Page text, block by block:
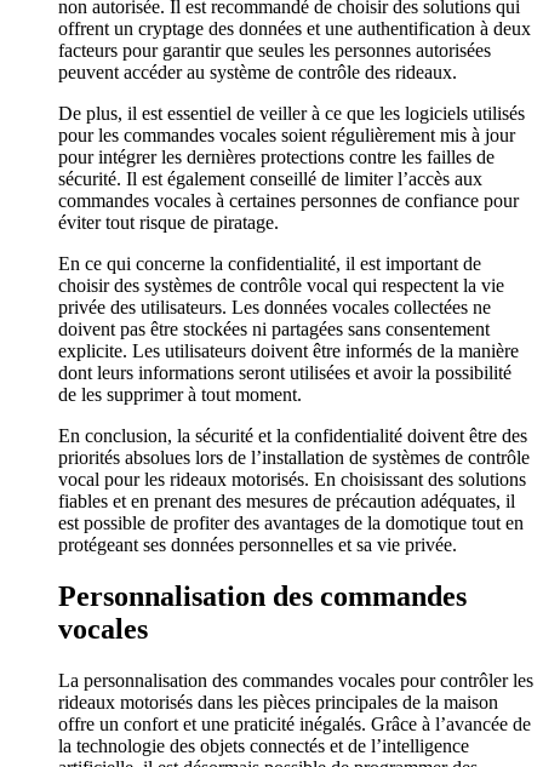
non autorisée. Il est recommandé de choisir des solutions qui
offrent un cryptage des données et une authentification à deux
facteurs pour garantir que seules les personnes autorisées
peuvent accéder au système de contrôle des rideaux.
De plus, il est essentiel de veiller à ce que les logiciels utilisés
pour les commandes vocales soient régulièrement mis à jour
pour intégrer les dernières protections contre les failles de
sécurité. Il est également conseillé de limiter l’accès aux
commandes vocales à certaines personnes de confiance pour
éviter tout risque de piratage.
En ce qui concerne la confidentialité, il est important de
choisir des systèmes de contrôle vocal qui respectent la vie
privée des utilisateurs. Les données vocales collectées ne
doivent pas être stockées ni partagées sans consentement
explicite. Les utilisateurs doivent être informés de la manière
dont leurs informations seront utilisées et avoir la possibilité
de les supprimer à tout moment.
En conclusion, la sécurité et la confidentialité doivent être des
priorités absolues lors de l’installation de systèmes de contrôle
vocal pour les rideaux motorisés. En choisissant des solutions
fiables et en prenant des mesures de précaution adéquates, il
est possible de profiter des avantages de la domotique tout en
protégeant ses données personnelles et sa vie privée.
Personnalisation des commandes
vocales
La personnalisation des commandes vocales pour contrôler les
rideaux motorisés dans les pièces principales de la maison
offre un confort et une praticité inégalés. Grâce à l’avancée de
la technologie des objets connectés et de l’intelligence